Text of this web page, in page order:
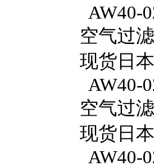
AW40-
空气过
现货日
AW40-
空气过
现货日
AW40-